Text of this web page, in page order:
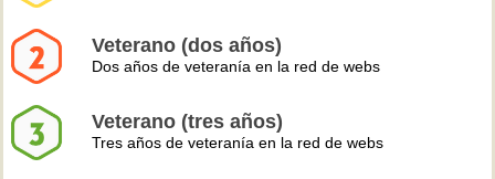
Veterano (dos años)
Dos años de veteranía en la red de webs
Veterano (tres años)
Tres años de veteranía en la red de webs